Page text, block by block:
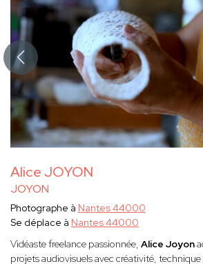
Alice JOYON
JOYON
Photographe à Nantes 44000
Se déplace à Nantes 44000
Vidéaste freelance passionnée, Alice Joyon
projets audiovisuels avec créativité,